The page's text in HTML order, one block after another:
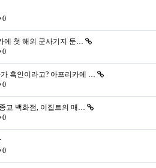
0
에 첫 해외 군사기지 둔…
0
흑인이라고? 아프리카에 …
0
교 백화점, 이집트의 매…
0
0